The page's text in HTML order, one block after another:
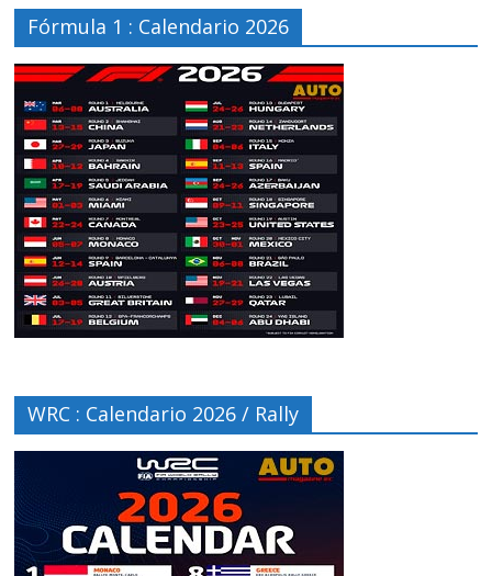
Fórmula 1 : Calendario 2026
WRC : Calendario 2026 / Rally